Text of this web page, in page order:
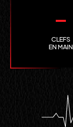
CLEFS
EN MAIN